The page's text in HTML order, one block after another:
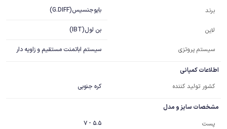
برند
بایوجنسیس(G.DIFF)
لاین بن لول(IBT)
سیستم پروتزی سیستم اباتمنت مستقیم و زاویه دار
اطلاعات کمپانی
کشور تولید کننده
کره جنوبی
مشخصات سایز و مدل
پست
5.5 - 7